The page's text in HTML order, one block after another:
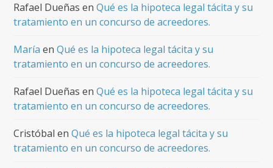
Rafael Dueñas enQué es la hipoteca legal tácita y su
tratamiento en un concurso de acreedores.
María enQué es la hipoteca legal tácita y su
tratamiento en un concurso de acreedores.
Rafael Dueñas enQué es la hipoteca legal tácita y su
tratamiento en un concurso de acreedores.
Cristóbal enQué es la hipoteca legal tácita y su
tratamiento en un concurso de acreedores.